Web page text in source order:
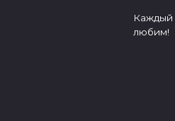
Каждый
любим!